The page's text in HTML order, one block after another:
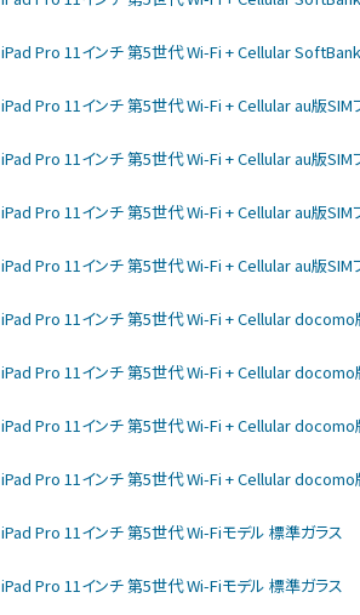
iPad Pro 11インチ 第5世代 Wi-Fi + Cellular
iPad Pro 11インチ 第5世代 Wi-Fi + Cellular au版SIM
iPad Pro 11インチ 第5世代 Wi-Fi + Cellular au版SIM
iPad Pro 11インチ 第5世代 Wi-Fi + Cellular au版SIM
iPad Pro 11インチ 第5世代 Wi-Fi + Cellular au版SIM
iPad Pro 11インチ 第5世代 Wi-Fi + Cellular docomo
iPad Pro 11インチ 第5世代 Wi-Fi + Cellular docomo
iPad Pro 11インチ 第5世代 Wi-Fi + Cellular docomo
iPad Pro 11インチ 第5世代 Wi-Fi + Cellular docomo
iPad Pro 11インチ 第5世代 Wi-Fiモデル 標準ガラス
iPad Pro 11インチ 第5世代 Wi-Fiモデル 標準ガラス